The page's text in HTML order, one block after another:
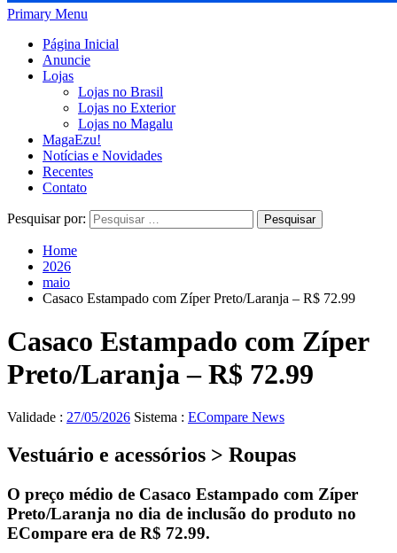
Primary Menu
Página Inicial
Anuncie
Lojas
Lojas no Brasil
Lojas no Exterior
Lojas no Magalu
MagaEzu!
Notícias e Novidades
Recentes
Contato
Pesquisar por:
Home
2026
maio
Casaco Estampado com Zíper Preto/Laranja – R$ 72.99
Casaco Estampado com Zíper
Preto/Laranja – R$ 72.99
Validade : 27/05/2026 Sistema : ECompare News
Vestuário e acessórios > Roupas
O preço médio de Casaco Estampado com Zíper
Preto/Laranja no dia de inclusão do produto no
ECompare era de R$ 72.99.